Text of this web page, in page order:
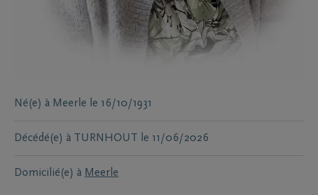
Né(e) à Meerle le 16/10/1931
Décédé(e) à TURNHOUT le 11/06/2026
Domicilié(e) à Meerle